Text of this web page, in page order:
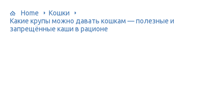
Home
Кошки
Какие крупы можно давать кошкам — полезные и
запрещённые каши в рационе